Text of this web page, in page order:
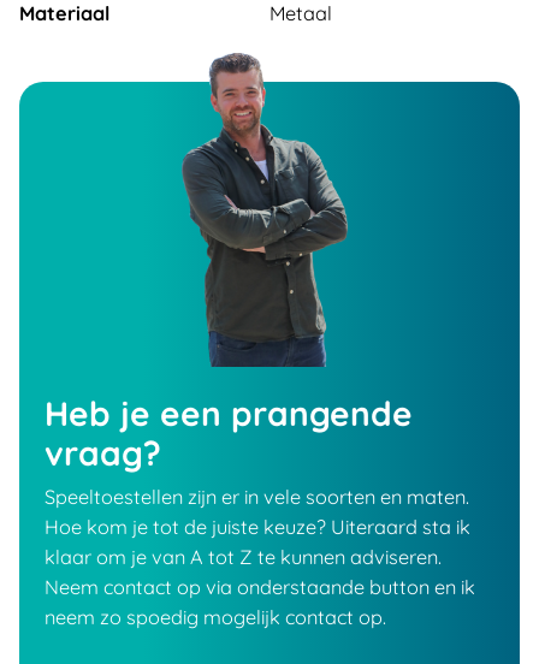
Materiaal
Metaal
Heb je een prangende
vraag?
Speeltoestellen zijn er in vele soorten en maten.
Hoe kom je tot de juiste keuze? Uiteraard sta ik
klaar om je van A tot Z te kunnen adviseren.
Neem contact op via onderstaande button en ik
neem zo spoedig mogelijk contact op.